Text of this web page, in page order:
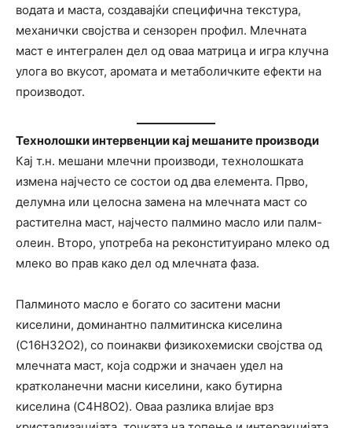
водата и маста, создавајќи специфична текстура,
механички својства и сензорен профил. Млечната
маст е интегрален дел од оваа матрица и игра клучна
улога во вкусот, аромата и метаболичките ефекти на
производот.
Технолошки интервенции кај мешаните производи
Кај т.н. мешани млечни производи, технолошката
измена најчесто се состои од два елемента. Прво,
делумна или целосна замена на млечната маст со
растителна маст, најчесто палмино масло или палм-
олеин. Второ, употреба на реконституирано млеко од
млеко во прав како дел од млечната фаза.
Палминото масло е богато со заситени масни
киселини, доминантно палмитинска киселина
(C16H32O2), со поинакви физикохемиски својства од
млечната маст, која содржи и значаен удел на
кратколанечни масни киселини, како бутирна
киселина (C4H8O2). Оваа разлика влијае врз